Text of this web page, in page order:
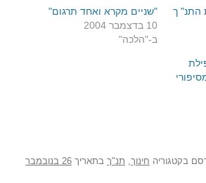
התנ" ך
"שניים מקרא ואחד תרגום"
10 בדצמבר 2004
ב-"הלכה"
בקטגוריה חינוך, תנ"ך בתאריך
26 בנובמבר